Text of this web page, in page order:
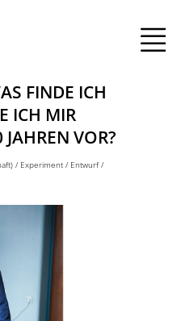
FINDE ICH
ICH MIR
VOR?
/ Experiment / Entwurf/